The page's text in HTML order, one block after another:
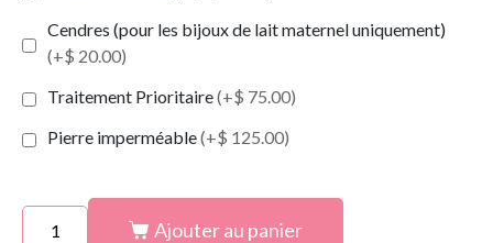
Cendres (pour les bijoux de lait maternel uniquement)
(+$ 20.00)
Traitement Prioritaire(+$ 75.00)
Pierre imperméable(+$ 125.00)
Ajouter au panier